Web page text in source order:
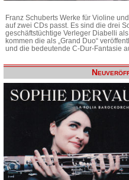
Franz Schuberts Werke für Violine
auf zwei CDs passt. Es sind die drei
geschäftstüchtige Verleger Diabelli
kommen die als „Grand Duo“
und die bedeutende C-Dur-Fantasie